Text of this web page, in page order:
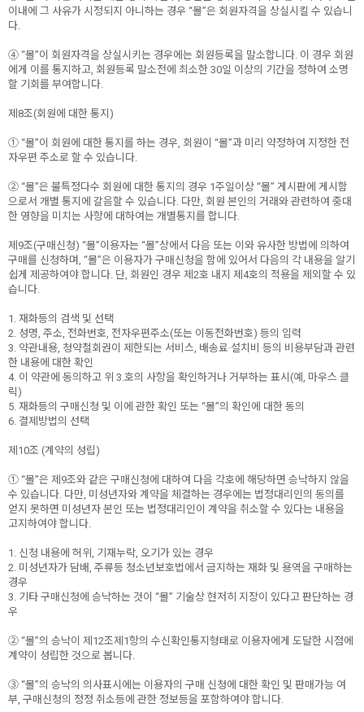
이내에 그 사유가 시정되지 아니하는 경우 “몰”은 회원자격을 상실시킬 수 있습니
다.
④ “몰”이 회원자격을 상실시키는 경우에는 회원등록을 말소합니다. 이 경우 회원
에게 이를 통지하고, 회원등록 말소전에 최소한 30일 이상의 기간을 정하여 소명
할 기회를 부여합니다.
제8조(회원에 대한 통지)
① “몰”이 회원에 대한 통지를 하는 경우, 회원이 “몰”과 미리 약정하여 지정한 전
자우편 주소로 할 수 있습니다.
② “몰”은 불특정다수 회원에 대한 통지의 경우 1주일이상 “몰” 게시판에 게시함
으로서 개별 통지에 갈음할 수 있습니다. 다만, 회원 본인의 거래와 관련하여 중대
한 영향을 미치는 사항에 대하여는 개별통지를 합니다.
제9조(구매신청) “몰”이용자는 “몰”상에서 다음 또는 이와 유사한 방법에 의하여
구매를 신청하며, “몰”은 이용자가 구매신청을 함에 있어서 다음의 각 내용을 알기
쉽게 제공하여야 합니다. 단, 회원인 경우 제2호 내지 제4호의 적용을 제외할 수 있
습니다.
1. 재화등의 검색 및 선택
2. 성명, 주소, 전화번호, 전자우편주소(또는 이동전화번호) 등의 입력
3. 약관내용, 청약철회권이 제한되는 서비스, 배송료·설치비 등의 비용부담과 관련
한 내용에 대한 확인
4. 이 약관에 동의하고 위 3.호의 사항을 확인하거나 거부하는 표시(예, 마우스 클
릭)
5. 재화등의 구매신청 및 이에 관한 확인 또는 “몰”의 확인에 대한 동의
6. 결제방법의 선택
제10조 (계약의 성립)
① “몰”은 제9조와 같은 구매신청에 대하여 다음 각호에 해당하면 승낙하지 않을
수 있습니다. 다만, 미성년자와 계약을 체결하는 경우에는 법정대리인의 동의를
얻지 못하면 미성년자 본인 또는 법정대리인이 계약을 취소할 수 있다는 내용을
고지하여야 합니다.
1. 신청 내용에 허위, 기재누락, 오기가 있는 경우
2. 미성년자가 담배, 주류등 청소년보호법에서 금지하는 재화 및 용역을 구매하는
경우
3. 기타 구매신청에 승낙하는 것이 “몰” 기술상 현저히 지장이 있다고 판단하는 경
우
② “몰”의 승낙이 제12조제1항의 수신확인통지형태로 이용자에게 도달한 시점에
계약이 성립한 것으로 봅니다.
③ “몰”의 승낙의 의사표시에는 이용자의 구매 신청에 대한 확인 및 판매가능 여
부, 구매신청의 정정 취소등에 관한 정보등을 포함하여야 합니다.